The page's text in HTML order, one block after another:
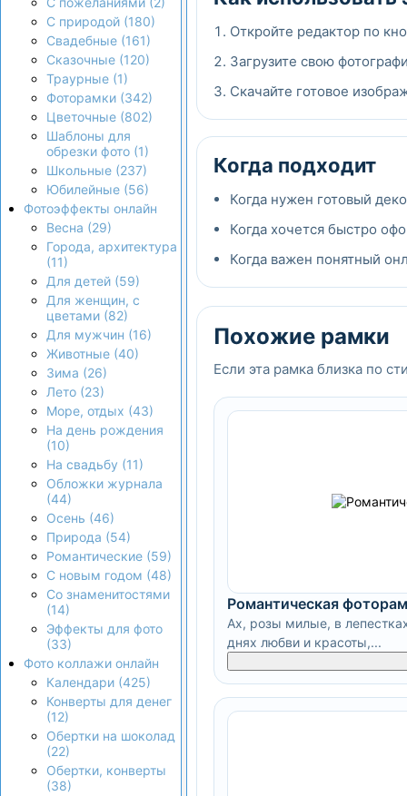
С природой (180)
Свадебные (161)
Сказочные (120)
Траурные (1)
Фоторамки (342)
Цветочные (802)
Шаблоны для
обрезки фото (1)
Школьные (237)
Юбилейные (56)
Фотоэффекты онлайн
Весна (29)
Города, архитектура
(11)
Для детей (59)
Для женщин, с
цветами (82)
Для мужчин (16)
Животные (40)
Зима (26)
Лето (23)
Море, отдых (43)
На день рождения
(10)
На свадьбу (11)
Обложки журнала
(44)
Осень (46)
Природа (54)
Романтические (59)
С новым годом (48)
Со знаменитостями
(14)
Эффекты для фото
(33)
Фото коллажи онлайн
Календари (425)
Конверты для денег
(12)
Обертки на шоколад
(22)
Обертки, конверты
(38)
Откройте редактор по
Загрузите свою
Скачайте готовое
Когда подходит
Когда нужен готовый
Когда хочется быстро
Когда важен понятный
Похожие рамки
Если эта рамка близка по
Романтическая
Ах, розы милые, в
днях любви и красоты,...